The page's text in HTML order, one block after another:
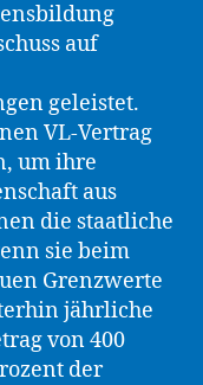
auf
geleistet.
VL-Vertrag
um ihre
aus
die staatliche
sie beim
Grenzwerte
jährliche
von 400
der